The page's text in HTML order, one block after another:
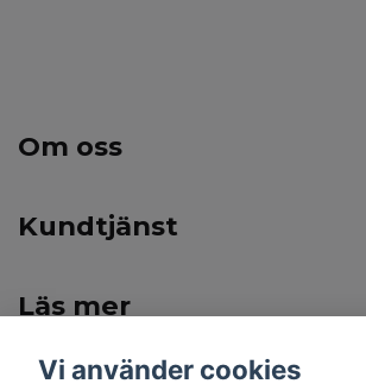
Om oss
Kundtjänst
Läs mer
Vi använder cookies